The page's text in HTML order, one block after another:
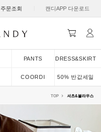
주문조회 캔디APP 다운로드
PANTS DRESS&SKIRT
COORDI 50% 반값세일
TOP 셔츠&블라우스